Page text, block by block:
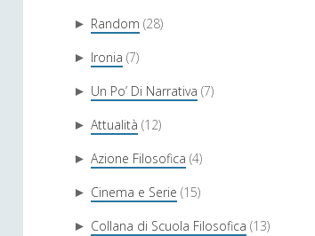
► Random (28)
► Ironia (7)
► Un Po’ Di Narrativa (7)
► Attualità (12)
► Azione Filosofica (4)
► Cinema e Serie (15)
► Collana di Scuola Filosofica (13)